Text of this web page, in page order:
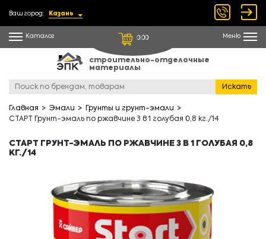
Ваш город: Казань
Каталог 0.00 Меню
строительно-отделочные
материалы
Искать
Главная Эмали
Грунты и грунт-эмали
СТАРТ Грунт-эмаль по ржавчине 3 в 1 голубая 0,8 кг./14
СТАРТ ГРУНТ-ЭМАЛЬ ПО РЖАВЧИНЕ 3 В 1 ГОЛУБАЯ 0,8
КГ./14